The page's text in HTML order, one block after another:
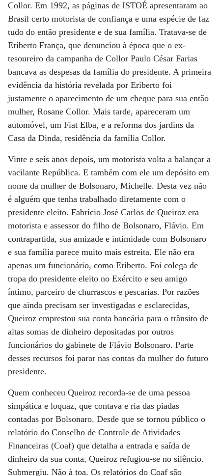
Collor. Em 1992, as páginas de ISTOÉ apresentaram ao
Brasil certo motorista de confiança e uma espécie de faz
tudo do então presidente e de sua família. Tratava-se de
Eriberto França, que denunciou à época que o ex-
tesoureiro da campanha de Collor Paulo César Farias
bancava as despesas da família do presidente. A primeira
evidência da história revelada por Eriberto foi
justamente o aparecimento de um cheque para sua então
mulher, Rosane Collor. Mais tarde, apareceram um
automóvel, um Fiat Elba, e a reforma dos jardins da
Casa da Dinda, residência da família Collor.
Vinte e seis anos depois, um motorista volta a balançar a
vacilante República. E também com ele um depósito em
nome da mulher de Bolsonaro, Michelle. Desta vez não
é alguém que tenha trabalhado diretamente com o
presidente eleito. Fabrício José Carlos de Queiroz era
motorista e assessor do filho de Bolsonaro, Flávio. Em
contrapartida, sua amizade e intimidade com Bolsonaro
e sua família parece muito mais estreita. Ele não era
apenas um funcionário, como Eriberto. Foi colega de
tropa do presidente eleito no Exército e seu amigo
íntimo, parceiro de churrascos e pescarias. Por razões
que ainda precisam ser investigadas e esclarecidas,
Queiroz emprestou sua conta bancária para o trânsito de
altas somas de dinheiro depositadas por outros
funcionários do gabinete de Flávio Bolsonaro. Parte
desses recursos foi parar nas contas da mulher do futuro
presidente.
Quem conheceu Queiroz recorda-se de uma pessoa
simpática e loquaz, que contava e ria das piadas
contadas por Bolsonaro. Desde que se tornou público o
relatório do Conselho de Controle de Atividades
Financeiras (Coaf) que detalha a entrada e saída de
dinheiro da sua conta, Queiroz refugiou-se no silêncio.
Submergiu. Não à toa. Os relatórios do Coaf são